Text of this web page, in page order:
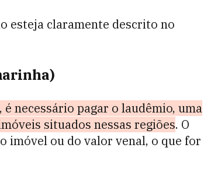
esteja claramente descrito no
necessário pagar o laudêmio, uma
situados nessas regiões. O
imóvel ou do valor venal, o que for